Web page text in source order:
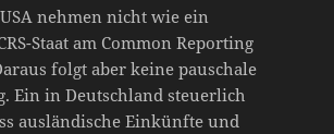
nehmen nicht wie ein
Staat am Common Reporting
folgt aber keine pauschale
Ein in Deutschland steuerlich
ausländische Einkünfte und